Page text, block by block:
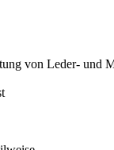
von Leder- und